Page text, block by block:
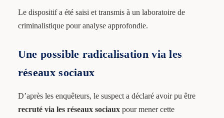
Le dispositif a été saisi et transmis à un laboratoire de
criminalistique pour analyse approfondie.
Une possible radicalisation via les
réseaux sociaux
D’après les enquêteurs, le suspect a déclaré avoir pu être
recruté via les réseaux sociauxpour mener cette